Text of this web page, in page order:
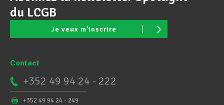
du LCGB
Je veux m'inscrire
Contact
+352 49 94 24 - 222
+352 49 94 24 - 249